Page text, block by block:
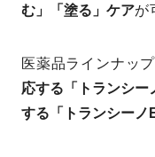
む」「塗る」ケアが
医薬品ラインナッ
応する「トランシー
する「トランシーノ